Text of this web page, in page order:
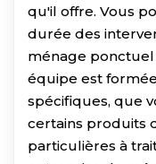
qu'il offre. Vous
durée des
ménage
équipe est
spécifiques, que
certains produits
particulières à